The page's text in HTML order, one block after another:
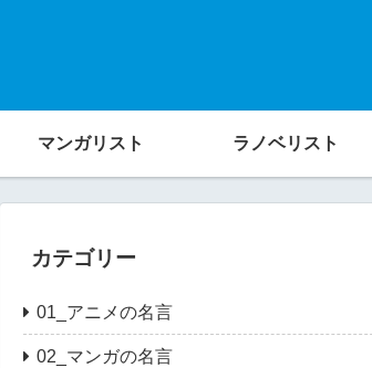
マンガリスト ラノベリスト
カテゴリー
01_アニメの名言
02_マンガの名言